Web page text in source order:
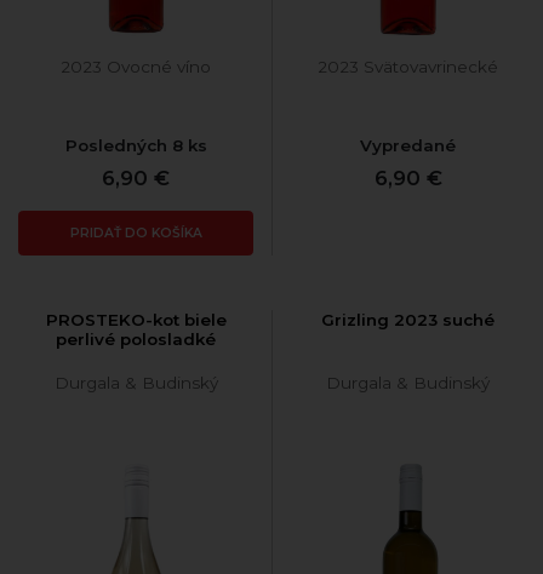
2023 Ovocné víno
Posledných 8 ks
6,90 €
PRIDAŤ DO KOŠÍKA
2023 Svätovavrinecké
Vypredané
6,90 €
PROSTEKO-kot biele
perlivé polosladké
Durgala & Budinský
Grizling 2023 suché
Durgala & Budinský